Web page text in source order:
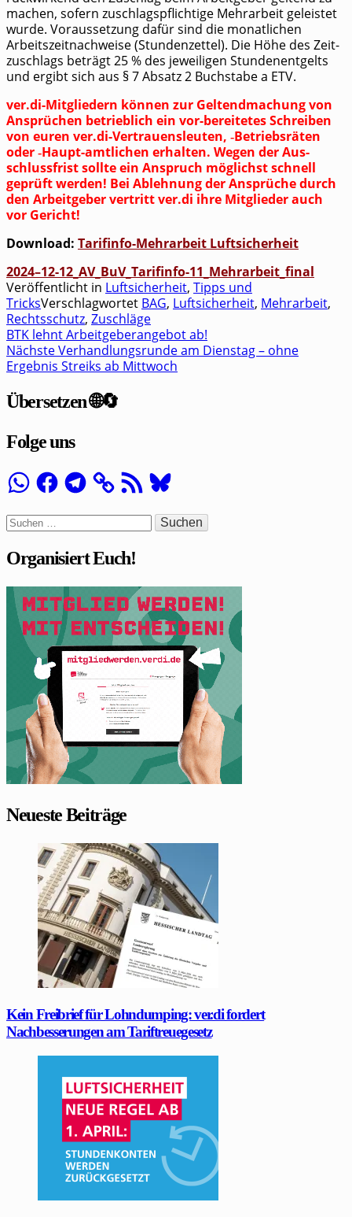
machen, sofern zuschlags­pflich­ti­ge Mehr­ar­beit geleis­tet
wur­de. Vor­aus­set­zung dafür sind die monat­li­chen
Arbeits­zeit­nach­wei­se (Stun­den­zet­tel). Die Höhe des Zeit­
zu­schlags beträgt 25 % des jewei­li­gen Stun­den­ent­gelts
und ergibt sich aus § 7 Absatz 2 Buch­sta­be a ETV.
ver.di-Mitgliedern kön­nen zur Gel­tend­ma­chung von
Ansprü­chen betrieb­lich ein vor-berei­te­tes Schrei­ben
von euren ver.di-Vertrauensleuten, ‑Betriebs­rä­ten
oder ‑Haupt-amt­li­chen erhal­ten. Wegen der Aus­
schluss­frist soll­te ein Anspruch mög­lichst schnell
geprüft wer­den! Bei Ableh­nung der Ansprü­che durch
den Arbeit­ge­ber ver­tritt ver.di ihre Mit­glie­der auch
vor Gericht!
Down­load: Tarif­in­fo-Mehr­ar­beit Luftsicherheit
2024–12-12_AV_BuV_Tarifinfo-11_Mehrarbeit_final
Veröffentlicht in Luftsicherheit, Tipps und
TricksVerschlagwortet BAG, Luftsicherheit, Mehrarbeit,
Rechtsschutz, Zuschläge
Beitragsnavigation
BTK lehnt Arbeitgeberangebot ab!
Nächste Verhandlungsrunde am Dienstag – ohne
Ergebnis Streiks ab Mittwoch
Übersetzen 🌐🔄
Folge uns
WhatsApp
FacebookTelegram RSS-
Feed
Bluesky
Suchen
nach:
Organisiert Euch!
Neueste Beiträge
Kein Freibrief für Lohndumping: ver.di fordert
Nachbesserungen am Tariftreuegesetz